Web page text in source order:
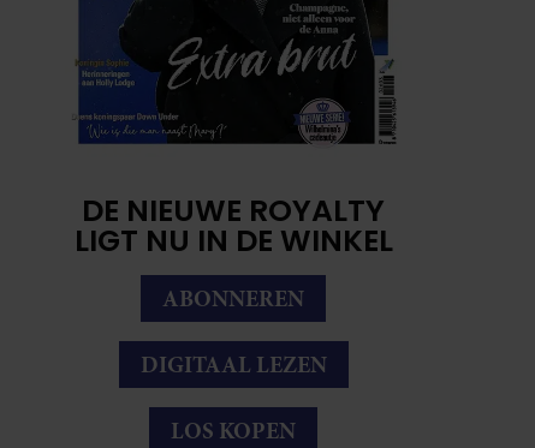
DE NIEUWE ROYALTY
LIGT NU IN DE WINKEL
ABONNEREN
DIGITAAL LEZEN
LOS KOPEN